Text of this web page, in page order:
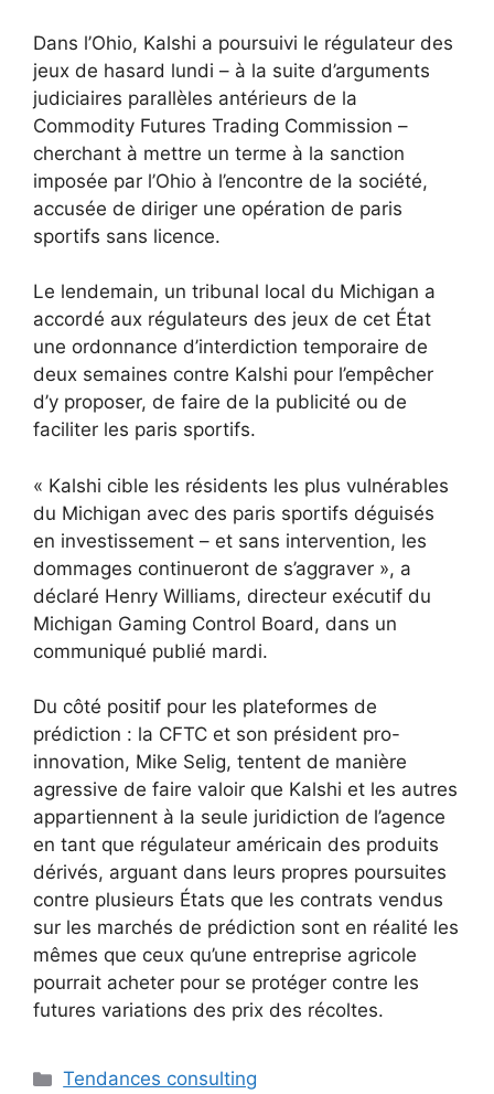
Dans l’Ohio, Kalshi a poursuivi le régulateur des
jeux de hasard lundi – à la suite d’arguments
judiciaires parallèles antérieurs de la
Commodity Futures Trading Commission –
cherchant à mettre un terme à la sanction
imposée par l’Ohio à l’encontre de la société,
accusée de diriger une opération de paris
sportifs sans licence.
Le lendemain, un tribunal local du Michigan a
accordé aux régulateurs des jeux de cet État
une ordonnance d’interdiction temporaire de
deux semaines contre Kalshi pour l’empêcher
d’y proposer, de faire de la publicité ou de
faciliter les paris sportifs.
« Kalshi cible les résidents les plus vulnérables
du Michigan avec des paris sportifs déguisés
en investissement – ​​et sans intervention, les
dommages continueront de s’aggraver », a
déclaré Henry Williams, directeur exécutif du
Michigan Gaming Control Board, dans un
communiqué publié mardi.
Du côté positif pour les plateformes de
prédiction : la CFTC et son président pro-
innovation, Mike Selig, tentent de manière
agressive de faire valoir que Kalshi et les autres
appartiennent à la seule juridiction de l’agence
en tant que régulateur américain des produits
dérivés, arguant dans leurs propres poursuites
contre plusieurs États que les contrats vendus
sur les marchés de prédiction sont en réalité les
mêmes que ceux qu’une entreprise agricole
pourrait acheter pour se protéger contre les
futures variations des prix des récoltes.
Catégories
Tendances consulting